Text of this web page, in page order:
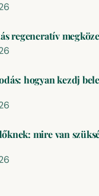
regeneratív
hogyan kezdj
mire van